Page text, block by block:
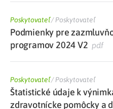
Poskytovateľ/Poskytovateľ
Podmienky pre
programov 2024 V2 pdf
Poskytovateľ/Poskytovateľ
Štatistické údaje k
zdravotnícke pomôcky a